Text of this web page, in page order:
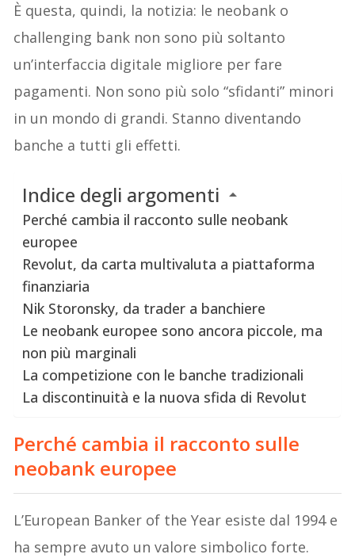
È questa, quindi, la notizia: le neobank o
challenging bank non sono più soltanto
un’interfaccia digitale migliore per fare
pagamenti. Non sono più solo “sfidanti” minori
in un mondo di grandi. Stanno diventando
banche a tutti gli effetti.
Indice degli argomenti
Perché cambia il racconto sulle neobank
europee
Revolut, da carta multivaluta a piattaforma
finanziaria
Nik Storonsky, da trader a banchiere
Le neobank europee sono ancora piccole, ma
non più marginali
La competizione con le banche tradizionali
La discontinuità e la nuova sfida di Revolut
Perché cambia il racconto sulle
neobank europee
L’European Banker of the Year esiste dal 1994 e
ha sempre avuto un valore simbolico forte.